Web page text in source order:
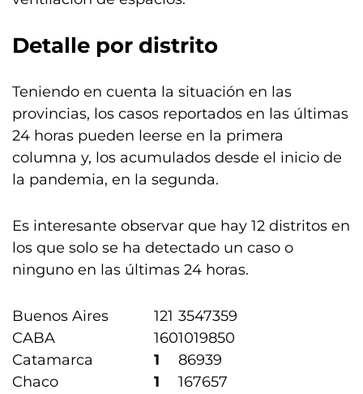
Detalle por distrito
Teniendo en cuenta la situación en las
provincias, los casos reportados en las últimas
24 horas pueden leerse en la primera
columna y, los acumulados desde el inicio de
la pandemia, en la segunda.
Es interesante observar que hay 12 distritos en
los que solo se ha detectado un caso o
ninguno en las últimas 24 horas.
Buenos Aires 121 3547359
CABA
1601019850
Catamarca
1
86939
Chaco
1
167657